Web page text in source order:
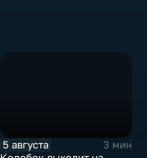
5 августа
3 мин